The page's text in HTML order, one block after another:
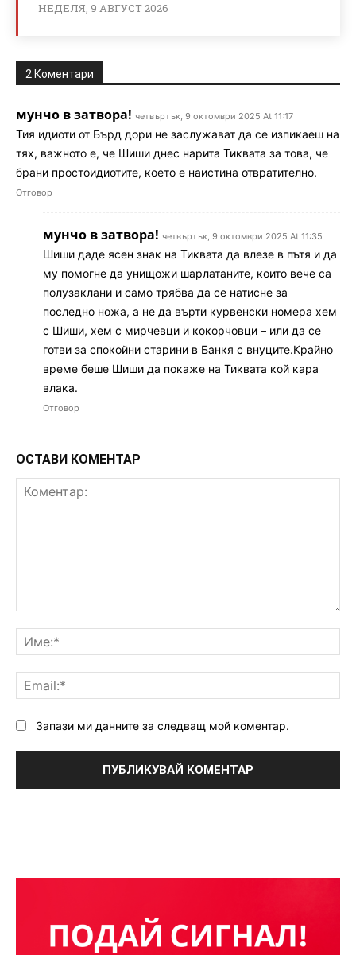
НЕДЕЛЯ, 9 АВГУСТ 2026
2 Коментари
мунчо в затвора! четвъртък, 9 октомври 2025 At 11:17
Тия идиоти от Бърд дори не заслужават да се изпикаеш на
тях, важното е, че Шиши днес нарита Тиквата за това, че
брани простоидиотите, което е наистина отвратително.
Отговор
мунчо в затвора! четвъртък, 9 октомври 2025 At 11:35
Шиши даде ясен знак на Тиквата да влезе в пътя и да
му помогне да унищожи шарлатаните, които вече са
полузаклани и само трябва да се натисне за
последно ножа, а не да върти курвенски номера хем
с Шиши, хем с мирчевци и кокорчовци – или да се
готви за спокойни старини в Банкя с внуците.Крайно
време беше Шиши да покаже на Тиквата кой кара
влака.
Отговор
ОСТАВИ КОМЕНТАР
Запази ми данните за следващ мой коментар.